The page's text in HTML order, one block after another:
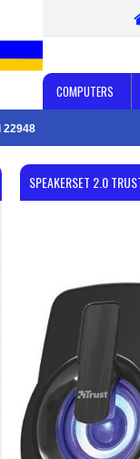
COMPUTERS
22948
SPEAKERSET 2.0